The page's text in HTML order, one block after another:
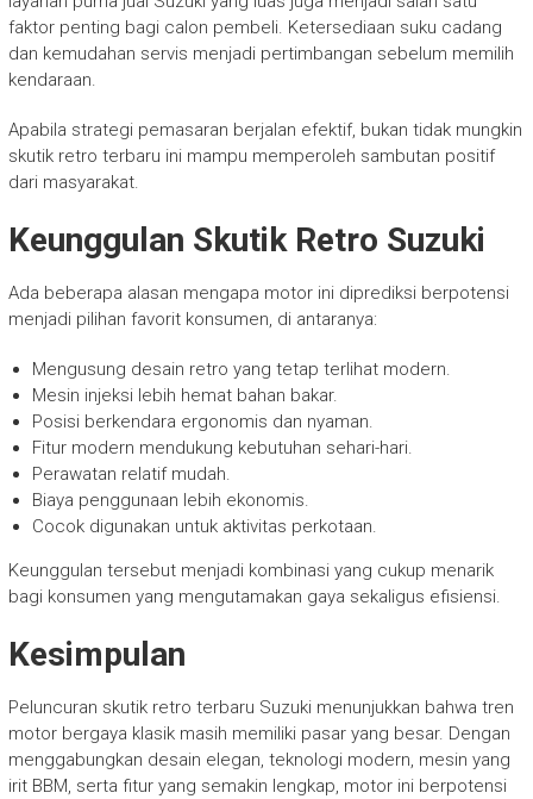
faktor penting bagi calon pembeli. Ketersediaan suku cadang
dan kemudahan servis menjadi pertimbangan sebelum memilih
kendaraan.
Apabila strategi pemasaran berjalan efektif, bukan tidak mungkin
skutik retro terbaru ini mampu memperoleh sambutan positif
dari masyarakat.
Keunggulan Skutik Retro Suzuki
Ada beberapa alasan mengapa motor ini diprediksi berpotensi
menjadi pilihan favorit konsumen, di antaranya:
Mengusung desain retro yang tetap terlihat modern.
Mesin injeksi lebih hemat bahan bakar.
Posisi berkendara ergonomis dan nyaman.
Fitur modern mendukung kebutuhan sehari-hari.
Perawatan relatif mudah.
Biaya penggunaan lebih ekonomis.
Cocok digunakan untuk aktivitas perkotaan.
Keunggulan tersebut menjadi kombinasi yang cukup menarik
bagi konsumen yang mengutamakan gaya sekaligus efisiensi.
Kesimpulan
Peluncuran skutik retro terbaru Suzuki menunjukkan bahwa tren
motor bergaya klasik masih memiliki pasar yang besar. Dengan
menggabungkan desain elegan, teknologi modern, mesin yang
irit BBM, serta fitur yang semakin lengkap, motor ini berpotensi